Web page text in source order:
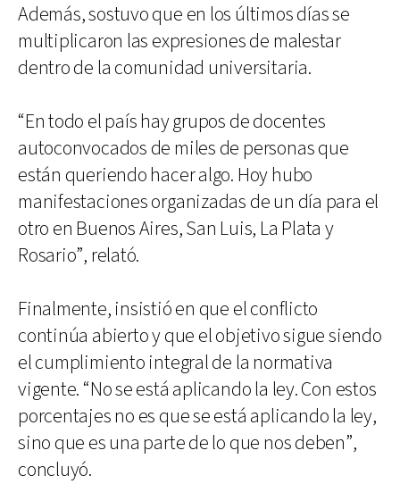
Además, sostuvo que en los últimos días se
multiplicaron las expresiones de malestar
dentro de la comunidad universitaria.
“En todo el país hay grupos de docentes
autoconvocados de miles de personas que
están queriendo hacer algo. Hoy hubo
manifestaciones organizadas de un día para el
otro en Buenos Aires, San Luis, La Plata y
Rosario”, relató.
Finalmente, insistió en que el conflicto
continúa abierto y que el objetivo sigue siendo
el cumplimiento integral de la normativa
vigente. “No se está aplicando la ley. Con estos
porcentajes no es que se está aplicando la ley,
sino que es una parte de lo que nos deben”,
concluyó.